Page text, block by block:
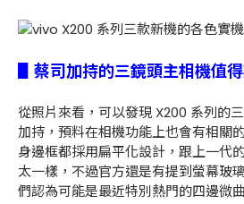
▋蔡司加持的三鏡頭主相機值
從照片來看，可以發現 X200 系列的
加持，預料在相機功能上也會有相關
身邊框都採用扁平化設計，跟上一代
太一樣，不過官方還是有提到螢幕玻
們認為可能是最近特別熱門的四邊微